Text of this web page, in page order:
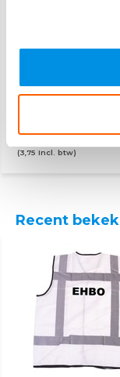
3,10
(3,75 Incl. btw)
Recent